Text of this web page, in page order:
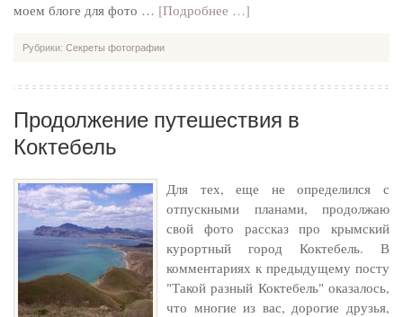
моем блоге для фото … [Подробнее …]
Рубрики: Секреты фотографии
Продолжение путешествия в
Коктебель
Для тех, еще не определился с
отпускными планами, продолжаю
свой фото рассказ про крымский
курортный город Коктебель. В
комментариях к предыдущему посту
"Такой разный Коктебель" оказалось,
что многие из вас, дорогие друзья,